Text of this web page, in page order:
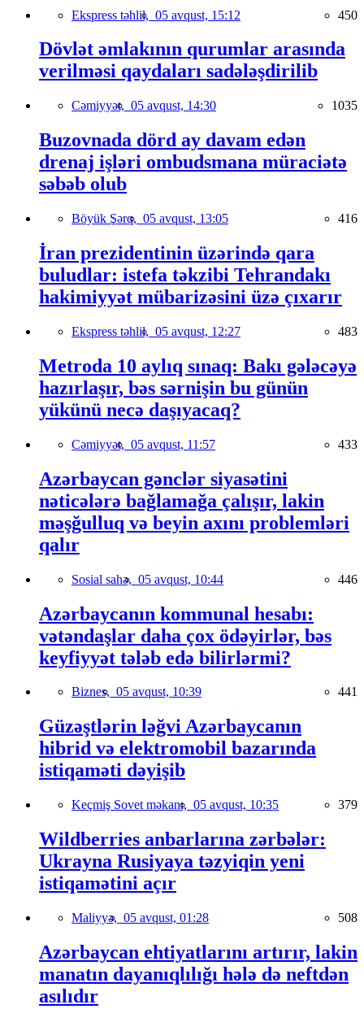
Ekspress təhlil, 05 avqust, 15:12 450
Dövlət əmlakının qurumlar arasında
verilməsi qaydaları sadələşdirilib
Cəmiyyət, 05 avqust, 14:30 1035
Buzovnada dörd ay davam edən
drenaj işləri ombudsmana müraciətə
səbəb olub
Böyük Şərq, 05 avqust, 13:05 416
İran prezidentinin üzərində qara
buludlar: istefa təkzibi Tehrandakı
hakimiyyət mübarizəsini üzə çıxarır
Ekspress təhlil, 05 avqust, 12:27 483
Metroda 10 aylıq sınaq: Bakı gələcəyə
hazırlaşır, bəs sərnişin bu günün
yükünü necə daşıyacaq?
Cəmiyyət, 05 avqust, 11:57 433
Azərbaycan gənclər siyasətini
nəticələrə bağlamağa çalışır, lakin
məşğulluq və beyin axını problemləri
qalır
Sosial sahə, 05 avqust, 10:44 446
Azərbaycanın kommunal hesabı:
vətəndaşlar daha çox ödəyirlər, bəs
keyfiyyət tələb edə bilirlərmi?
Biznes, 05 avqust, 10:39 441
Güzəştlərin ləğvi Azərbaycanın
hibrid və elektromobil bazarında
istiqaməti dəyişib
Keçmiş Sovet məkanı, 05 avqust, 10:35 379
Wildberries anbarlarına zərbələr:
Ukrayna Rusiyaya təzyiqin yeni
istiqamətini açır
Maliyyə, 05 avqust, 01:28 508
Azərbaycan ehtiyatlarını artırır, lakin
manatın dayanıqlılığı hələ də neftdən
asılıdır